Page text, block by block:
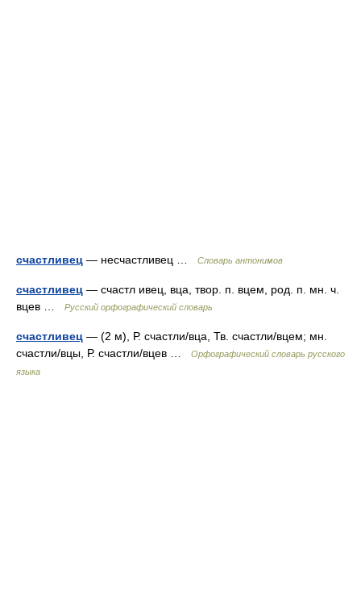
счастливец — несчастливец … Словарь антонимов
счастливец — счастл ивец, вца, твор. п. вцем, род. п. мн. ч.
вцев …
Русский орфографический словарь
счастливец — (2 м), Р. счастли/вца, Тв. счастли/вцем; мн.
счастли/вцы, Р. счастли/вцев …
Орфографический словарь русского
языка